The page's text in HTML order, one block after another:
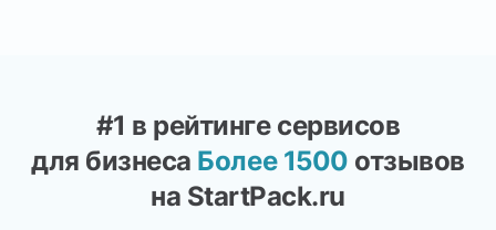
#1 в рейтинге сервисов
для бизнеса Более 1500 отзывов
на StartPack.ru